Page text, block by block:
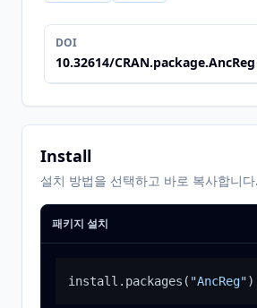
DOI
10.32614/CRAN.package.AncReg
Install
설치 방법을 선택하고 바로 복사합니다.
패키지 설치
install.packages ( "AncReg")